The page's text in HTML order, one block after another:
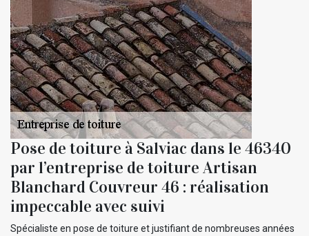
Pose de toiture à Salviac dans le 46340
par l’entreprise de toiture Artisan
Blanchard Couvreur 46 : réalisation
impeccable avec suivi
Spécialiste en pose de toiture et justifiant de nombreuses années